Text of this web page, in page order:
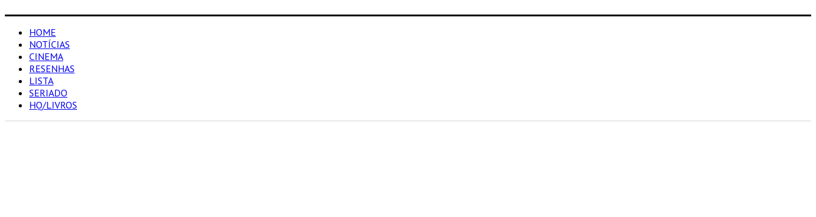
HOME
NOTÍCIAS
CINEMA
RESENHAS
LISTA
SERIADO
HQ/LIVROS